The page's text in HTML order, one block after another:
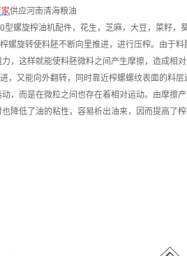
供应河南清海粮油
螺旋榨油机配件，花生，芝麻，大豆，菜籽，
螺旋转使料胚不断向里推进，进行压榨。由于
，这样就能使料胚微料之间产生摩擦，造成相
又能向外翻转，同时靠近榨螺螺纹表面的料层
，而是在微粒之间也存在着相对运动。由摩擦
降低了油的粘性，容易析出油来，因而提高了